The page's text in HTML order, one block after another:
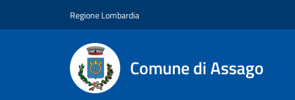
Regione Lombardia
Comune di Assago